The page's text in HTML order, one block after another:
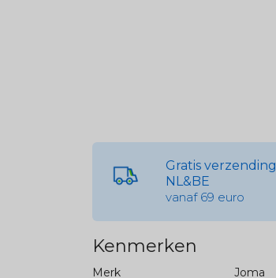
Gratis verzending
NL&BE
vanaf 69 euro
Kenmerken
Merk
Joma